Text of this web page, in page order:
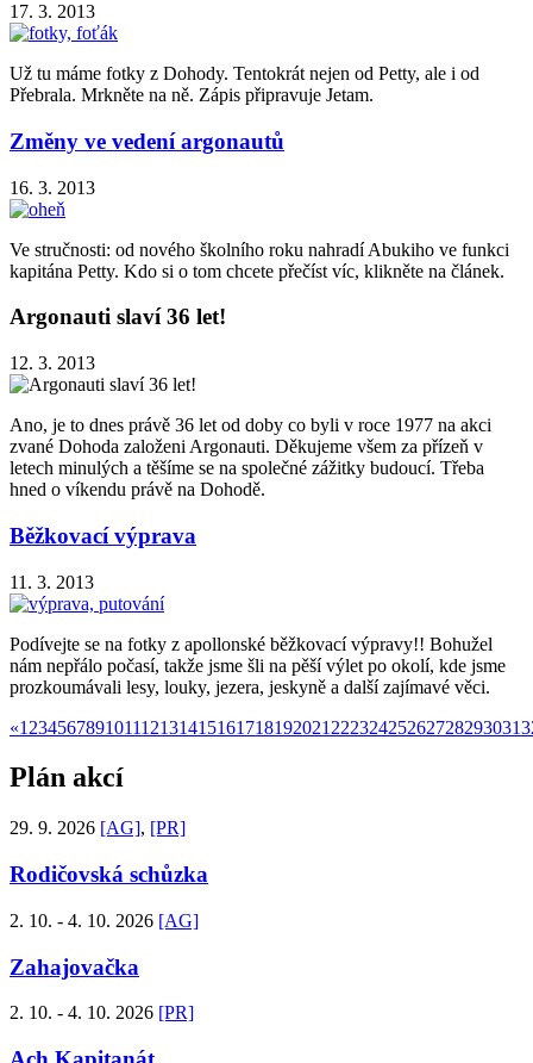
17. 3. 2013
Už tu máme fotky z Dohody. Tentokrát nejen od Petty, ale i od
Přebrala. Mrkněte na ně. Zápis připravuje Jetam.
Změny ve vedení argonautů
16. 3. 2013
Ve stručnosti: od nového školního roku nahradí Abukiho ve funkci
kapitána Petty. Kdo si o tom chcete přečíst víc, klikněte na článek.
Argonauti slaví 36 let!
12. 3. 2013
Ano, je to dnes právě 36 let od doby co byli v roce 1977 na akci
zvané Dohoda založeni Argonauti. Děkujeme všem za přízeň v
letech minulých a těšíme se na společné zážitky budoucí. Třeba
hned o víkendu právě na Dohodě.
Běžkovací výprava
11. 3. 2013
Podívejte se na fotky z apollonské běžkovací výpravy!! Bohužel
nám nepřálo počasí, takže jsme šli na pěší výlet po okolí, kde jsme
prozkoumávali lesy, louky, jezera, jeskyně a další zajímavé věci.
«1 23456789101112131415161718192021 22232425262728293031
Plán akcí
29. 9. 2026 [AG], [PR]
Rodičovská schůzka
2. 10. - 4. 10. 2026 [AG]
Zahajovačka
2. 10. - 4. 10. 2026 [PR]